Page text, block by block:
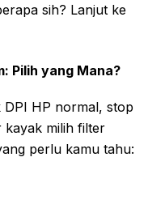
sih? Lanjut ke
Pilih yang Mana?
DPI HP normal, stop
kayak milih filter
perlu kamu tahu: